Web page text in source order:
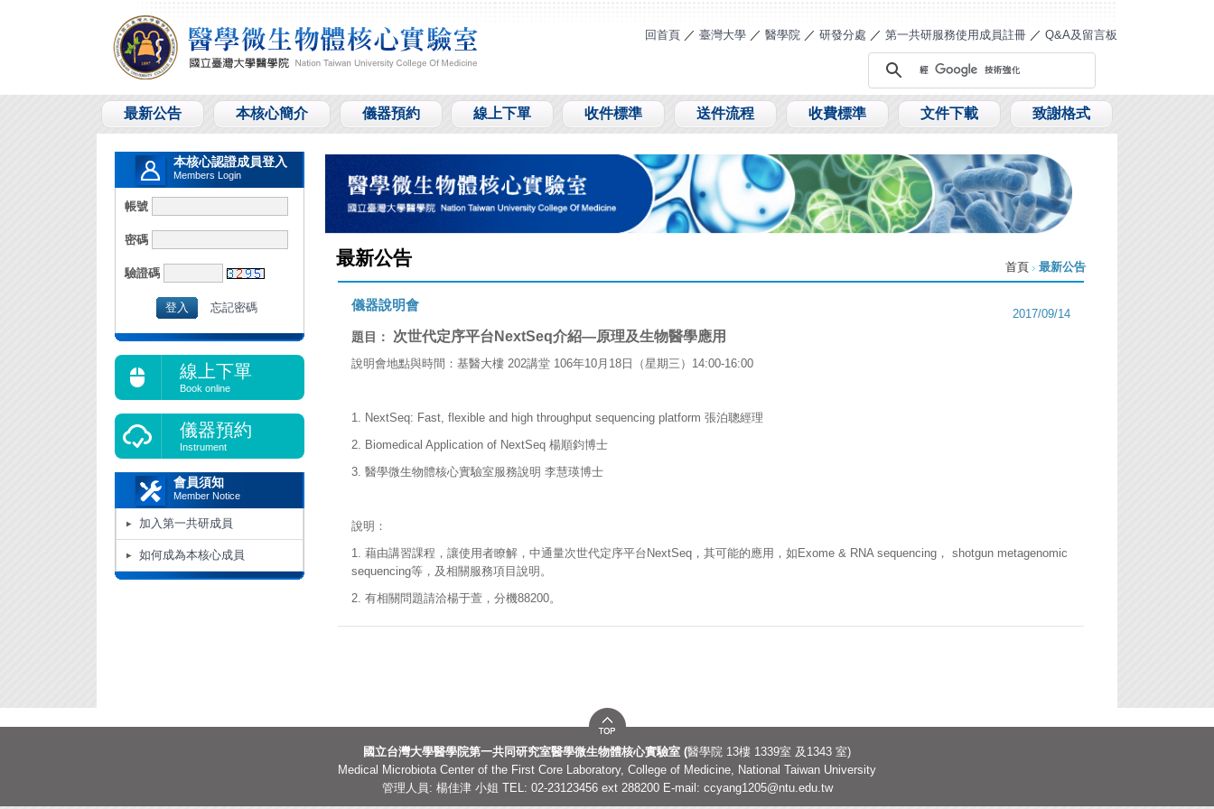
回首頁 ／ 臺灣大學 ／ 醫學院 ／ 研發分處 ／ 第一共研服務使用成員註冊 ／ Q&A及留言板
最新公告 本核心簡介 儀器預約 線上下單 收件標準 送件流程 收費標準 文件下載 致謝格式
本核心認證成員登入
Members Login
帳號
密碼
驗證碼
忘記密碼
線上下單
Book online
儀器預約
Instrument
會員須知
Member Notice
加入第一共研成員
如何成為本核心成員
首頁 最新公告
最新公告
2017/09/14
儀器說明會
題目： 次世代定序平台NextSeq介紹—原理及生物醫學應用
說明會地點與時間：基醫大樓 202講堂 106年10月18日（星期三）14:00-16:00
1. NextSeq: Fast, flexible and high throughputsequencing platform 張泊聰經理
2. Biomedical Application of NextSeq 楊順鈞博士
3. 醫學微生物體核心實驗室服務說明 李慧瑛博士
說明：
1. 藉由講習課程，讓使用者瞭解，中通量次世代定序平台NextSeq，其可能的應用，如Exome & RNA sequencing， shotgun metagenomic
sequencing等，及相關服務項目說明。
2. 有相關問題請洽楊于萱，分機88200。
國立台灣大學醫學院第一共同研究室醫學微生物體核心實驗室 (醫學院 13樓 1339室 及1343 室)
Medical Microbiota Center of the First Core Laboratory, College of Medicine, National Taiwan University
管理人員: 楊佳津 小姐 TEL: 02-23123456 ext 288200 E-mail: ccyang1205@ntu.edu.tw